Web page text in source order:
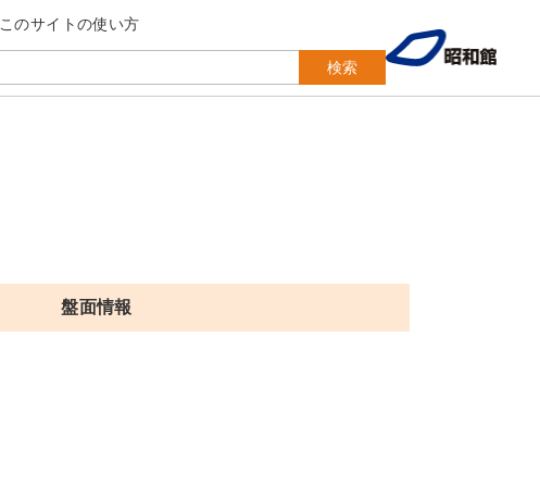
検索
このサイトの使い方
盤面情報